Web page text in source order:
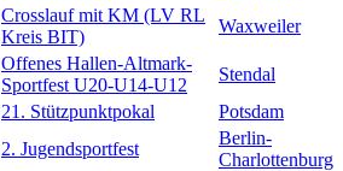
Crosslauf mit KM (LV RL
Kreis BIT)
Waxweiler
Offenes Hallen-Altmark-
Sportfest U20-U14-U12
Stendal
21. Stützpunktpokal
Potsdam
2. Jugendsportfest
Berlin-
Charlottenburg